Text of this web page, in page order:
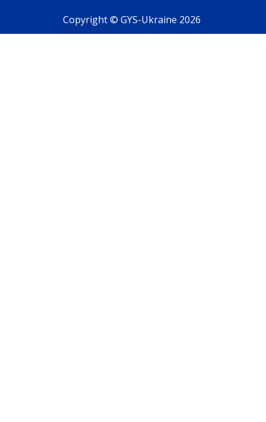
Copyright © GYS-Ukraine 2026